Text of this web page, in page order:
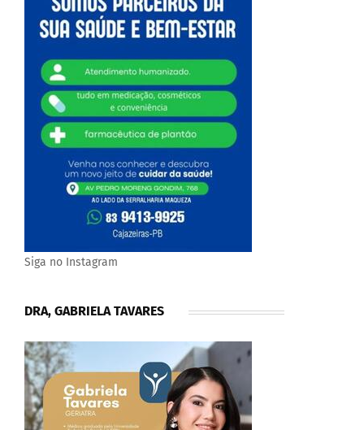
Siga no Instagram
DRA, GABRIELA TAVARES